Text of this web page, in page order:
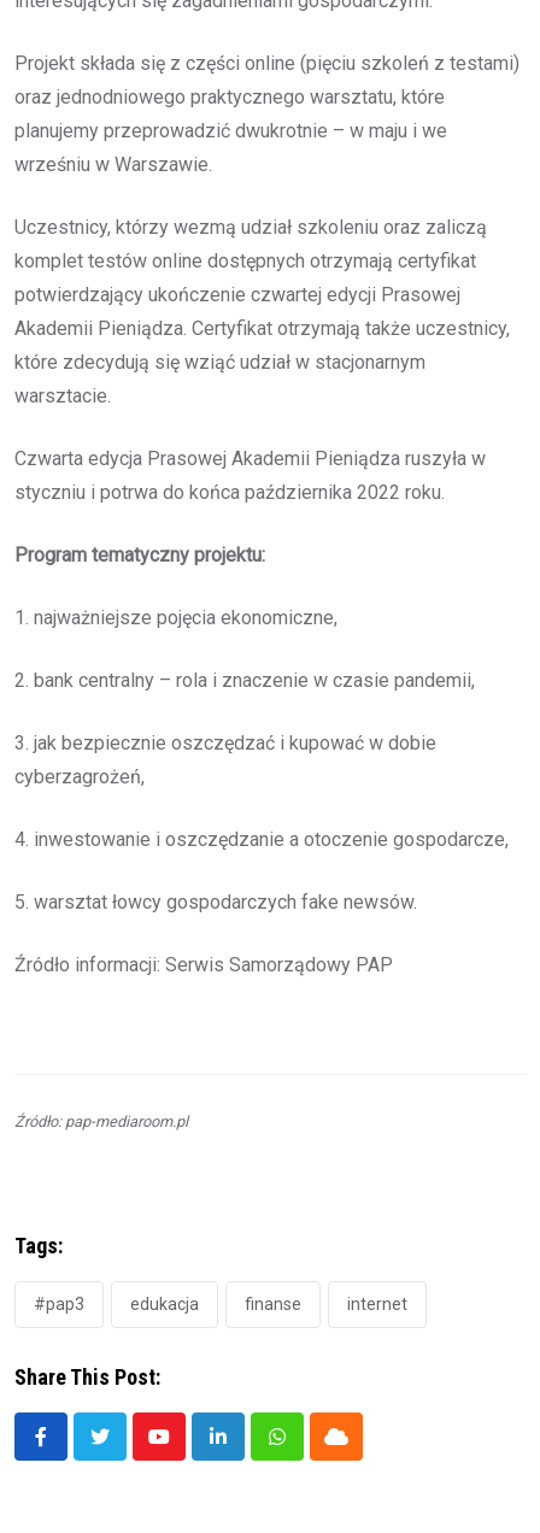
Projekt składa się z części online (pięciu szkoleń z testami)
oraz jednodniowego praktycznego warsztatu, które
planujemy przeprowadzić dwukrotnie – w maju i we
wrześniu w Warszawie.
Uczestnicy, którzy wezmą udział szkoleniu oraz zaliczą
komplet testów online dostępnych otrzymają certyfikat
potwierdzający ukończenie czwartej edycji Prasowej
Akademii Pieniądza. Certyfikat otrzymają także uczestnicy,
które zdecydują się wziąć udział w stacjonarnym
warsztacie.
Czwarta edycja Prasowej Akademii Pieniądza ruszyła w
styczniu i potrwa do końca października 2022 roku.
Program tematyczny projektu:
1. najważniejsze pojęcia ekonomiczne,
2. bank centralny – rola i znaczenie w czasie pandemii,
3. jak bezpiecznie oszczędzać i kupować w dobie
cyberzagrożeń,
4. inwestowanie i oszczędzanie a otoczenie gospodarcze,
5. warsztat łowcy gospodarczych fake newsów.
Źródło informacji: Serwis Samorządowy PAP
Źródło: pap-mediaroom.pl
Tags:
#pap3 edukacja finanse internet
Share This Post:
YoutubeLinkedInWhatsappCloud